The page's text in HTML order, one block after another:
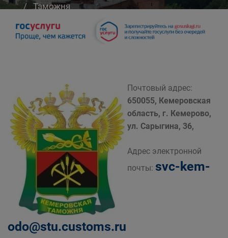
Таможня
Почтовый адрес:
650055, Кемеровская
область, г. Кемерово,
ул. Сарыгина, 36,
Адрес электронной
почты: svc-kem-
odo@stu.customs.ru